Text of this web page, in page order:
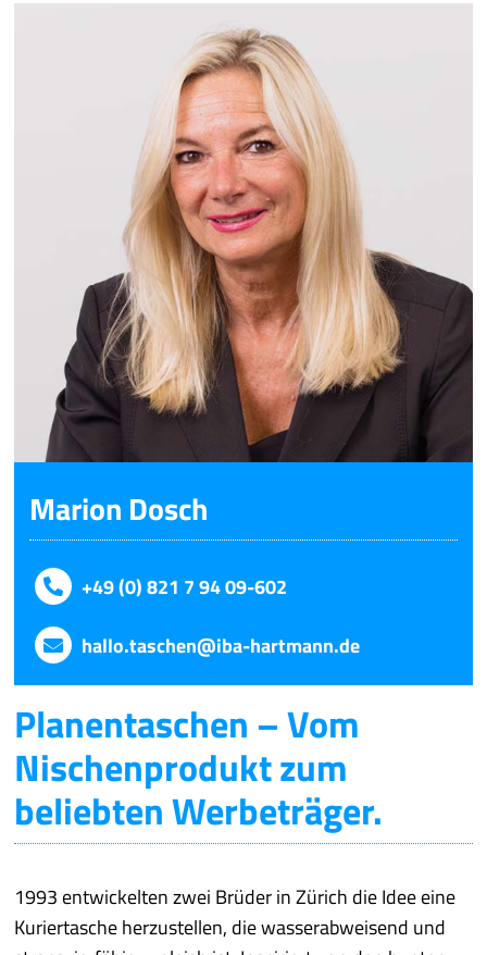
Marion Dosch
+49 (0) 821 7 94 09-602
hallo.taschen@iba-hartmann.de
Planentaschen – Vom
Nischenprodukt zum
beliebten Werbeträger.
1993 entwickelten zwei Brüder in Zürich die Idee eine
Kuriertasche herzustellen, die wasserabweisend und